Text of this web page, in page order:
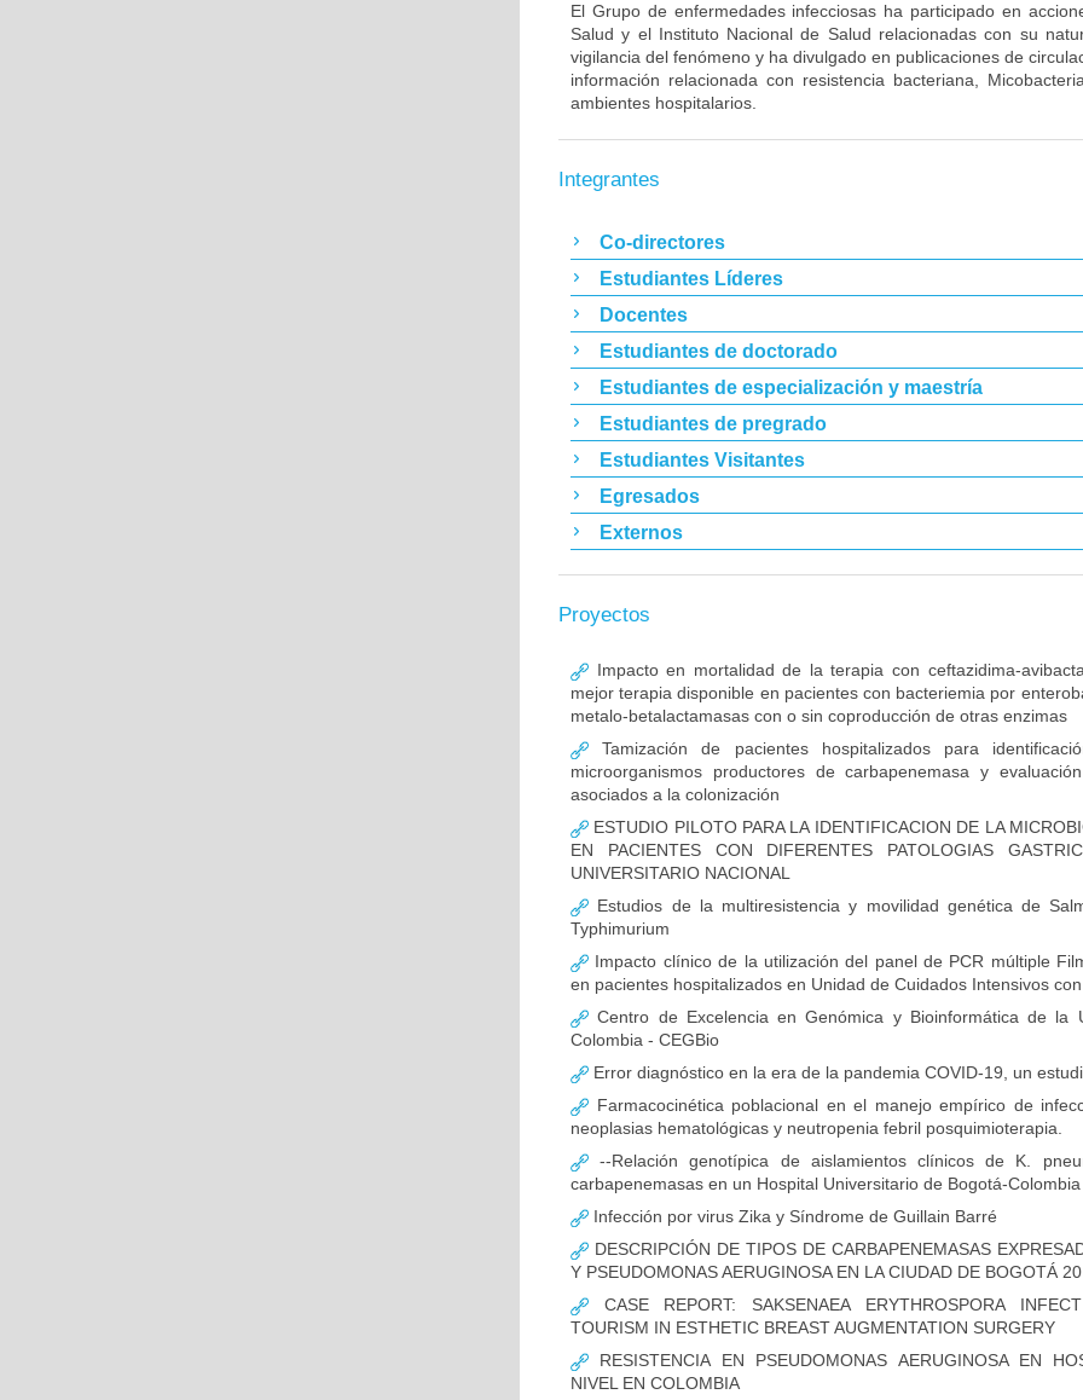
El Grupo de enfermedades infecciosas ha participado en
Salud y el Instituto Nacional de Salud relacionadas con su
vigilancia del fenómeno y ha divulgado en publicaciones de
información relacionada con resistencia bacteriana,
ambientes hospitalarios.
Integrantes
Co-directores
Estudiantes Líderes
Docentes
Estudiantes de doctorado
Estudiantes de especialización y maestría
Estudiantes de pregrado
Estudiantes Visitantes
Egresados
Externos
Proyectos
Impacto en mortalidad de la terapia con ceftazidima-
mejor terapia disponible en pacientes con bacteriemia por
metalo-betalactamasas con o sin coproducción de otras enzimas
Tamización de pacientes hospitalizados para
microorganismos productores de carbapenemasa y
asociados a la colonización
ESTUDIO PILOTO PARA LA IDENTIFICACION DE LA
EN PACIENTES CON DIFERENTES PATOLOGIAS
UNIVERSITARIO NACIONAL
Estudios de la multiresistencia y movilidad genética de
Typhimurium
Impacto clínico de la utilización del panel de PCR múltiple
en pacientes hospitalizados en Unidad de Cuidados Intensivos
Centro de Excelencia en Genómica y Bioinformática de la
Colombia - CEGBio
Error diagnóstico en la era de la pandemia COVID-19, un
Farmacocinética poblacional en el manejo empírico de
neoplasias hematológicas y neutropenia febril posquimioterapia.
--Relación genotípica de aislamientos clínicos de K.
carbapenemasas en un Hospital Universitario de Bogotá-
Infección por virus Zika y Síndrome de Guillain Barré
DESCRIPCIÓN DE TIPOS DE CARBAPENEMASAS
Y PSEUDOMONAS AERUGINOSA EN LA CIUDAD DE BOGOTÁ
CASE REPORT: SAKSENAEA ERYTHROSPORA
TOURISM IN ESTHETIC BREAST AUGMENTATION SURGERY
RESISTENCIA EN PSEUDOMONAS AERUGINOSA EN
NIVEL EN COLOMBIA